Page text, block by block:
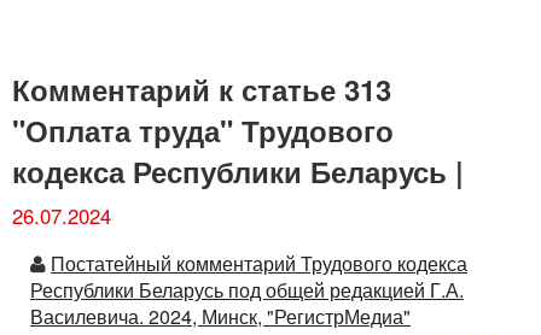
Комментарий к статье 313
"Оплата труда" Трудового
кодекса Республики Беларусь |
26.07.2024
Автор
Постатейный комментарий Трудового кодекса
Республики Беларусь под общей редакцией Г.А.
Василевича. 2024, Минск, "РегистрМедиа"